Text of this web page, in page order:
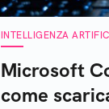
INTELLIGENZA
Microsoft
come